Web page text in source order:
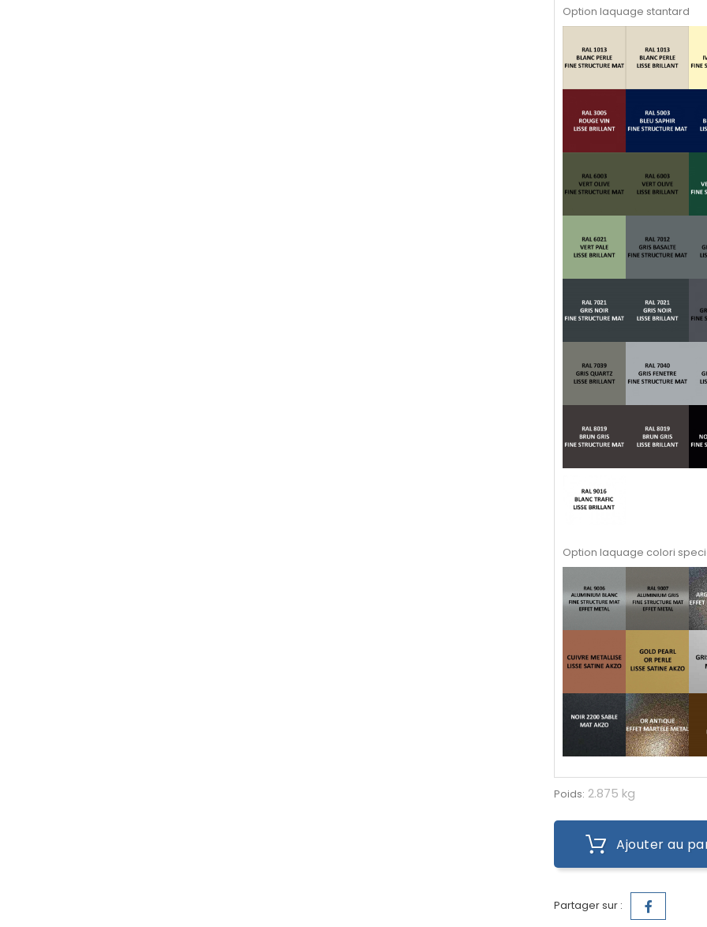
Option laquage stantard
Option laquage colori
Poids: 2.875 kg
Ajouter au
Partager sur :